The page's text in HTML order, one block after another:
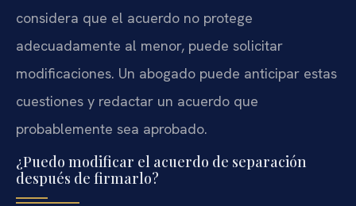
considera que el acuerdo no protege
adecuadamente al menor, puede solicitar
modificaciones. Un abogado puede anticipar estas
cuestiones y redactar un acuerdo que
probablemente sea aprobado.
¿Puedo modificar el acuerdo de separación
después de firmarlo?